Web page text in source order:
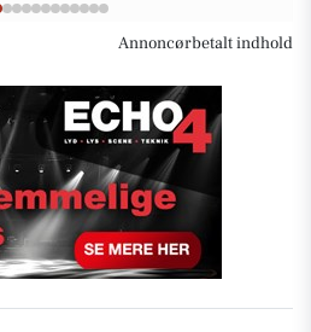
Annoncørbetalt indhold